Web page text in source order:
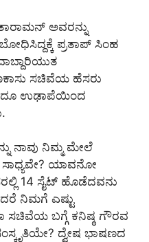
ಅವರನ್ನು
ಪ್ರತಾಪ್ ಸಿಂಹ
ಸಚಿವೆಯ ಹೆಸರು
ಉಢಾಪೆಯಿಂದ
ನಾವು ನಿಮ್ಮ ಮೇಲೆ
ಯಾವನೋ
14 ಸೈಟ್ ಹೊಡೆದವನು
ನಿಮಗೆ ಎಷ್ಟು
ಸಚಿವೆಯ ಬಗ್ಗೆ ಕನಿಷ್ಠ ಗೌರವ
ದ್ವೇಷ ಭಾಷಣದ